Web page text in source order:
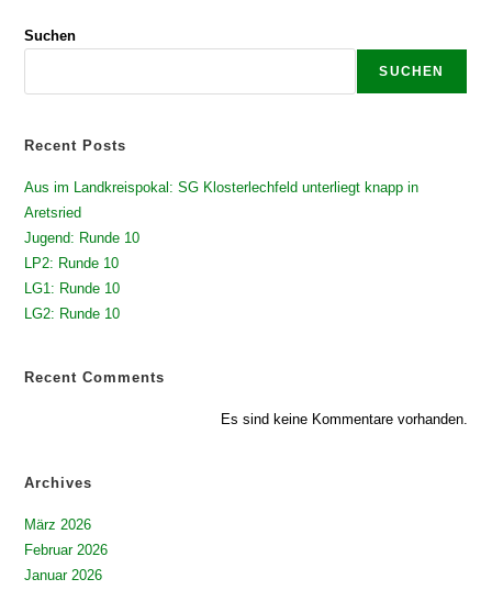
Suchen
SUCHEN
Recent Posts
Aus im Landkreispokal: SG Klosterlechfeld unterliegt knapp in
Aretsried
Jugend: Runde 10
LP2: Runde 10
LG1: Runde 10
LG2: Runde 10
Recent Comments
Es sind keine Kommentare vorhanden.
Archives
März 2026
Februar 2026
Januar 2026